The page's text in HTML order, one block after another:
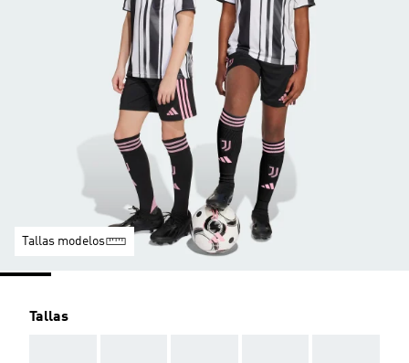
Tallas modelos
Tallas